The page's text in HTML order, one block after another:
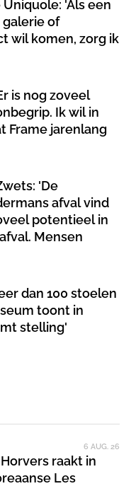
'Als een
of
wil komen, zorg ik
is nog zoveel
Ik wil in
Frame jarenlang
'De
afval vind
potentieel in
Mensen
dan 100 stoelen
toont in
stelling'
6 AUG. 26
raakt in
Les